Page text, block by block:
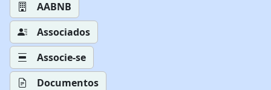
AABNB
Associados
Associe-se
Documentos